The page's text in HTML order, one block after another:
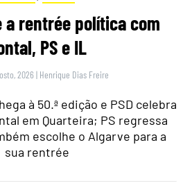
a rentrée política com
PS e IL
2026 | Henrique Dias Freire
à 50.ª edição e PSD celebra
em Quarteira; PS regressa
escolhe o Algarve para a
sua rentrée